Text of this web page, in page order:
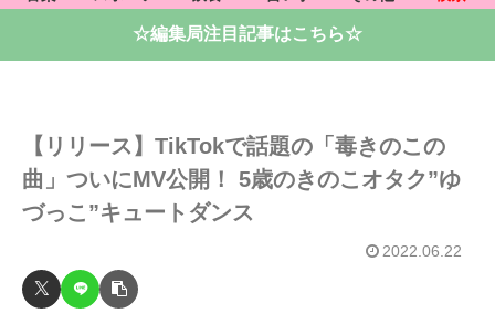
☆編集局注目記事はこちら☆
【リリース】TikTokで話題の「毒きのこの
曲」ついにMV公開！ 5歳のきのこオタク”ゆ
づっこ”キュートダンス
2022.06.22